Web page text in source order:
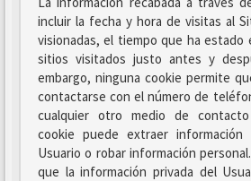
incluir la fecha y hora de visitas al
visionadas, el tiempo que ha estado
sitios visitados justo antes y
embargo, ninguna cookie permite
contactarse con el número de
cualquier otro medio de contacto
cookie puede extraer
Usuario o robar información
que la información privada del